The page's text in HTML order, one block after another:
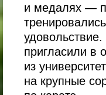
и медалях —
пригласили в
из
на крупные